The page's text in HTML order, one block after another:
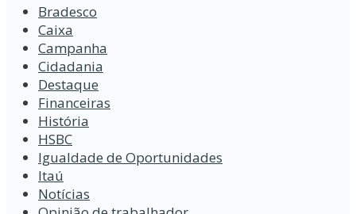
Bradesco
Caixa
Campanha
Cidadania
Destaque
Financeiras
História
HSBC
Igualdade de Oportunidades
Itaú
Notícias